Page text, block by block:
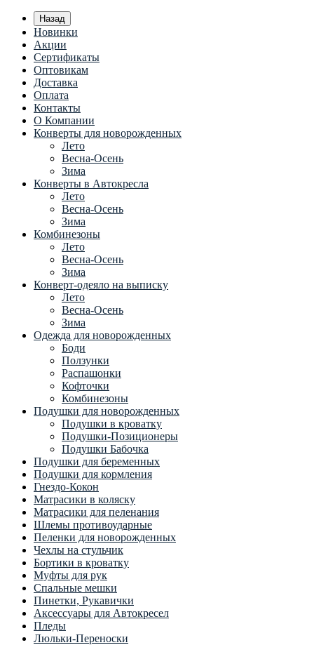
Назад
Новинки
Акции
Сертификаты
Оптовикам
Доставка
Оплата
Контакты
О Компании
Конверты для новорожденных
Лето
Весна-Осень
Зима
Конверты в Автокресла
Лето
Весна-Осень
Зима
Комбинезоны
Лето
Весна-Осень
Зима
Конверт-одеяло на выписку
Лето
Весна-Осень
Зима
Одежда для новорожденных
Боди
Ползунки
Распашонки
Кофточки
Комбинезоны
Подушки для новорожденных
Подушки в кроватку
Подушки-Позиционеры
Подушки Бабочка
Подушки для беременных
Подушки для кормления
Гнездо-Кокон
Матрасики в коляску
Матрасики для пеленания
Шлемы противоударные
Пеленки для новорожденных
Чехлы на стульчик
Бортики в кроватку
Муфты для рук
Спальные мешки
Пинетки, Рукавички
Аксессуары для Автокресел
Пледы
Люльки-Переноски